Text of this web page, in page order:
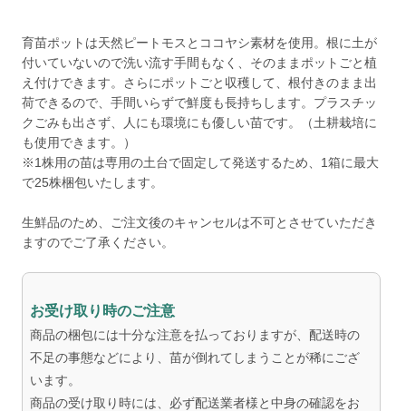
育苗ポットは天然ピートモスとココヤシ素材を使用。根に土が
付いていないので洗い流す手間もなく、そのままポットごと植
え付けできます。さらにポットごと収穫して、根付きのまま出
荷できるので、手間いらずで鮮度も長持ちします。プラスチッ
クごみも出さず、人にも環境にも優しい苗です。（土耕栽培に
も使用できます。）
※1株用の苗は専用の土台で固定して発送するため、1箱に最大
で25株梱包いたします。
生鮮品のため、ご注文後のキャンセルは不可とさせていただき
ますのでご了承ください。
お受け取り時のご注意
商品の梱包には十分な注意を払っておりますが、配送時の
不足の事態などにより、苗が倒れてしまうことが稀にござ
います。
商品の受け取り時には、必ず配送業者様と中身の確認をお